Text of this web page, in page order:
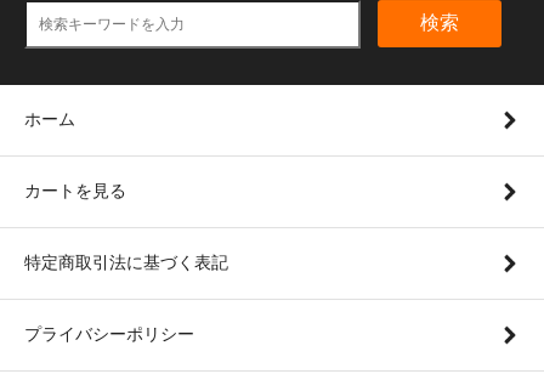
検索
ホーム
カートを見る
特定商取引法に基づく表記
プライバシーポリシー